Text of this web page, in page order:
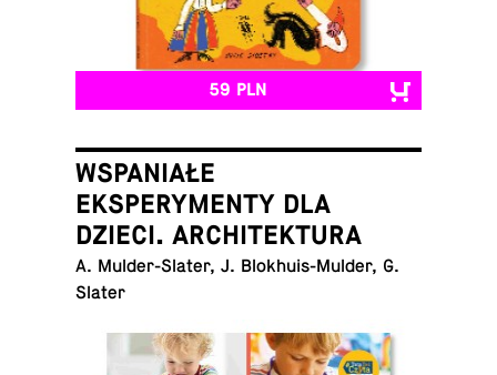
59 PLN
WSPANIAŁE
EKSPERYMENTY DLA
DZIECI. ARCHITEKTURA
A. Mul­der-Sla­ter, J. Blo­khu­is-Mul­der, G.
Slater